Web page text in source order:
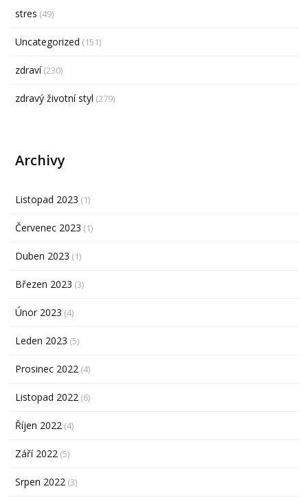
stres (49)
Uncategorized (151)
zdraví(230)
zdravý životní styl (279)
Archivy
Listopad 2023 (1)
Červenec 2023 (1)
Duben 2023 (1)
Březen 2023 (3)
Únor 2023 (4)
Leden 2023 (5)
Prosinec 2022 (4)
Listopad 2022 (6)
Říjen 2022 (4)
Září 2022 (5)
Srpen 2022 (3)